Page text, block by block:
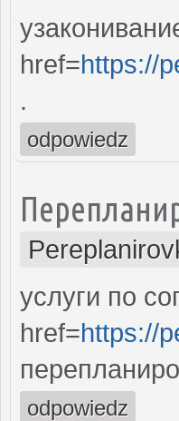
href=https://
.
odpowiedz
услуги по
href=https://
odpowiedz